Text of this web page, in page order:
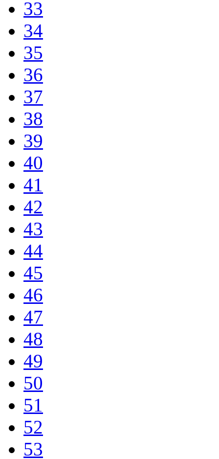
33
34
35
36
37
38
39
40
41
42
43
44
45
46
47
48
49
50
51
52
53